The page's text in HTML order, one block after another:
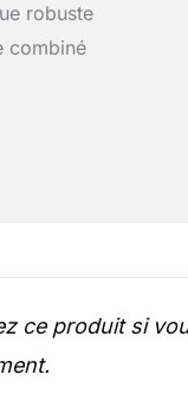
robuste
combiné
ce produit si